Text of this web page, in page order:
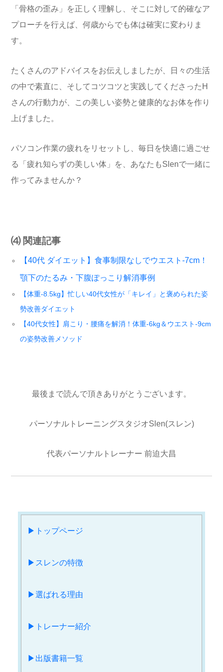
「骨格の歪み」を正しく理解し、そこに対して的確なア
プローチを行えば、何歳からでも体は確実に変わりま
す。
たくさんのアドバイスをお伝えしましたが、日々の生活
の中で素直に、そしてコツコツと実践してくださったH
さんの行動力が、この美しい姿勢と健康的なお体を作り
上げました。
パソコン作業の疲れをリセットし、毎日を快適に過ごせ
る「疲れ知らずの美しい体」を、あなたもSlenで一緒に
作ってみませんか？
⑷ 関連記事
【40代 ダイエット】食事制限なしでウエスト-7cm！
顎下のたるみ・下腹ぽっこり解消事例
【体重-8.5kg】忙しい40代女性が「キレイ」と褒められた姿
勢改善ダイエット
【40代女性】肩こり・腰痛を解消！体重-6kg＆ウエスト-9cm
の姿勢改善メソッド
最後まで読んで頂きありがとうございます。
パーソナルトレーニングスタジオSlen(スレン)
代表パーソナルトレーナー 前迫大昌
▶︎トップページ
▶︎スレンの特徴
▶︎選ばれる理由
▶︎トレーナー紹介
▶︎出版書籍一覧